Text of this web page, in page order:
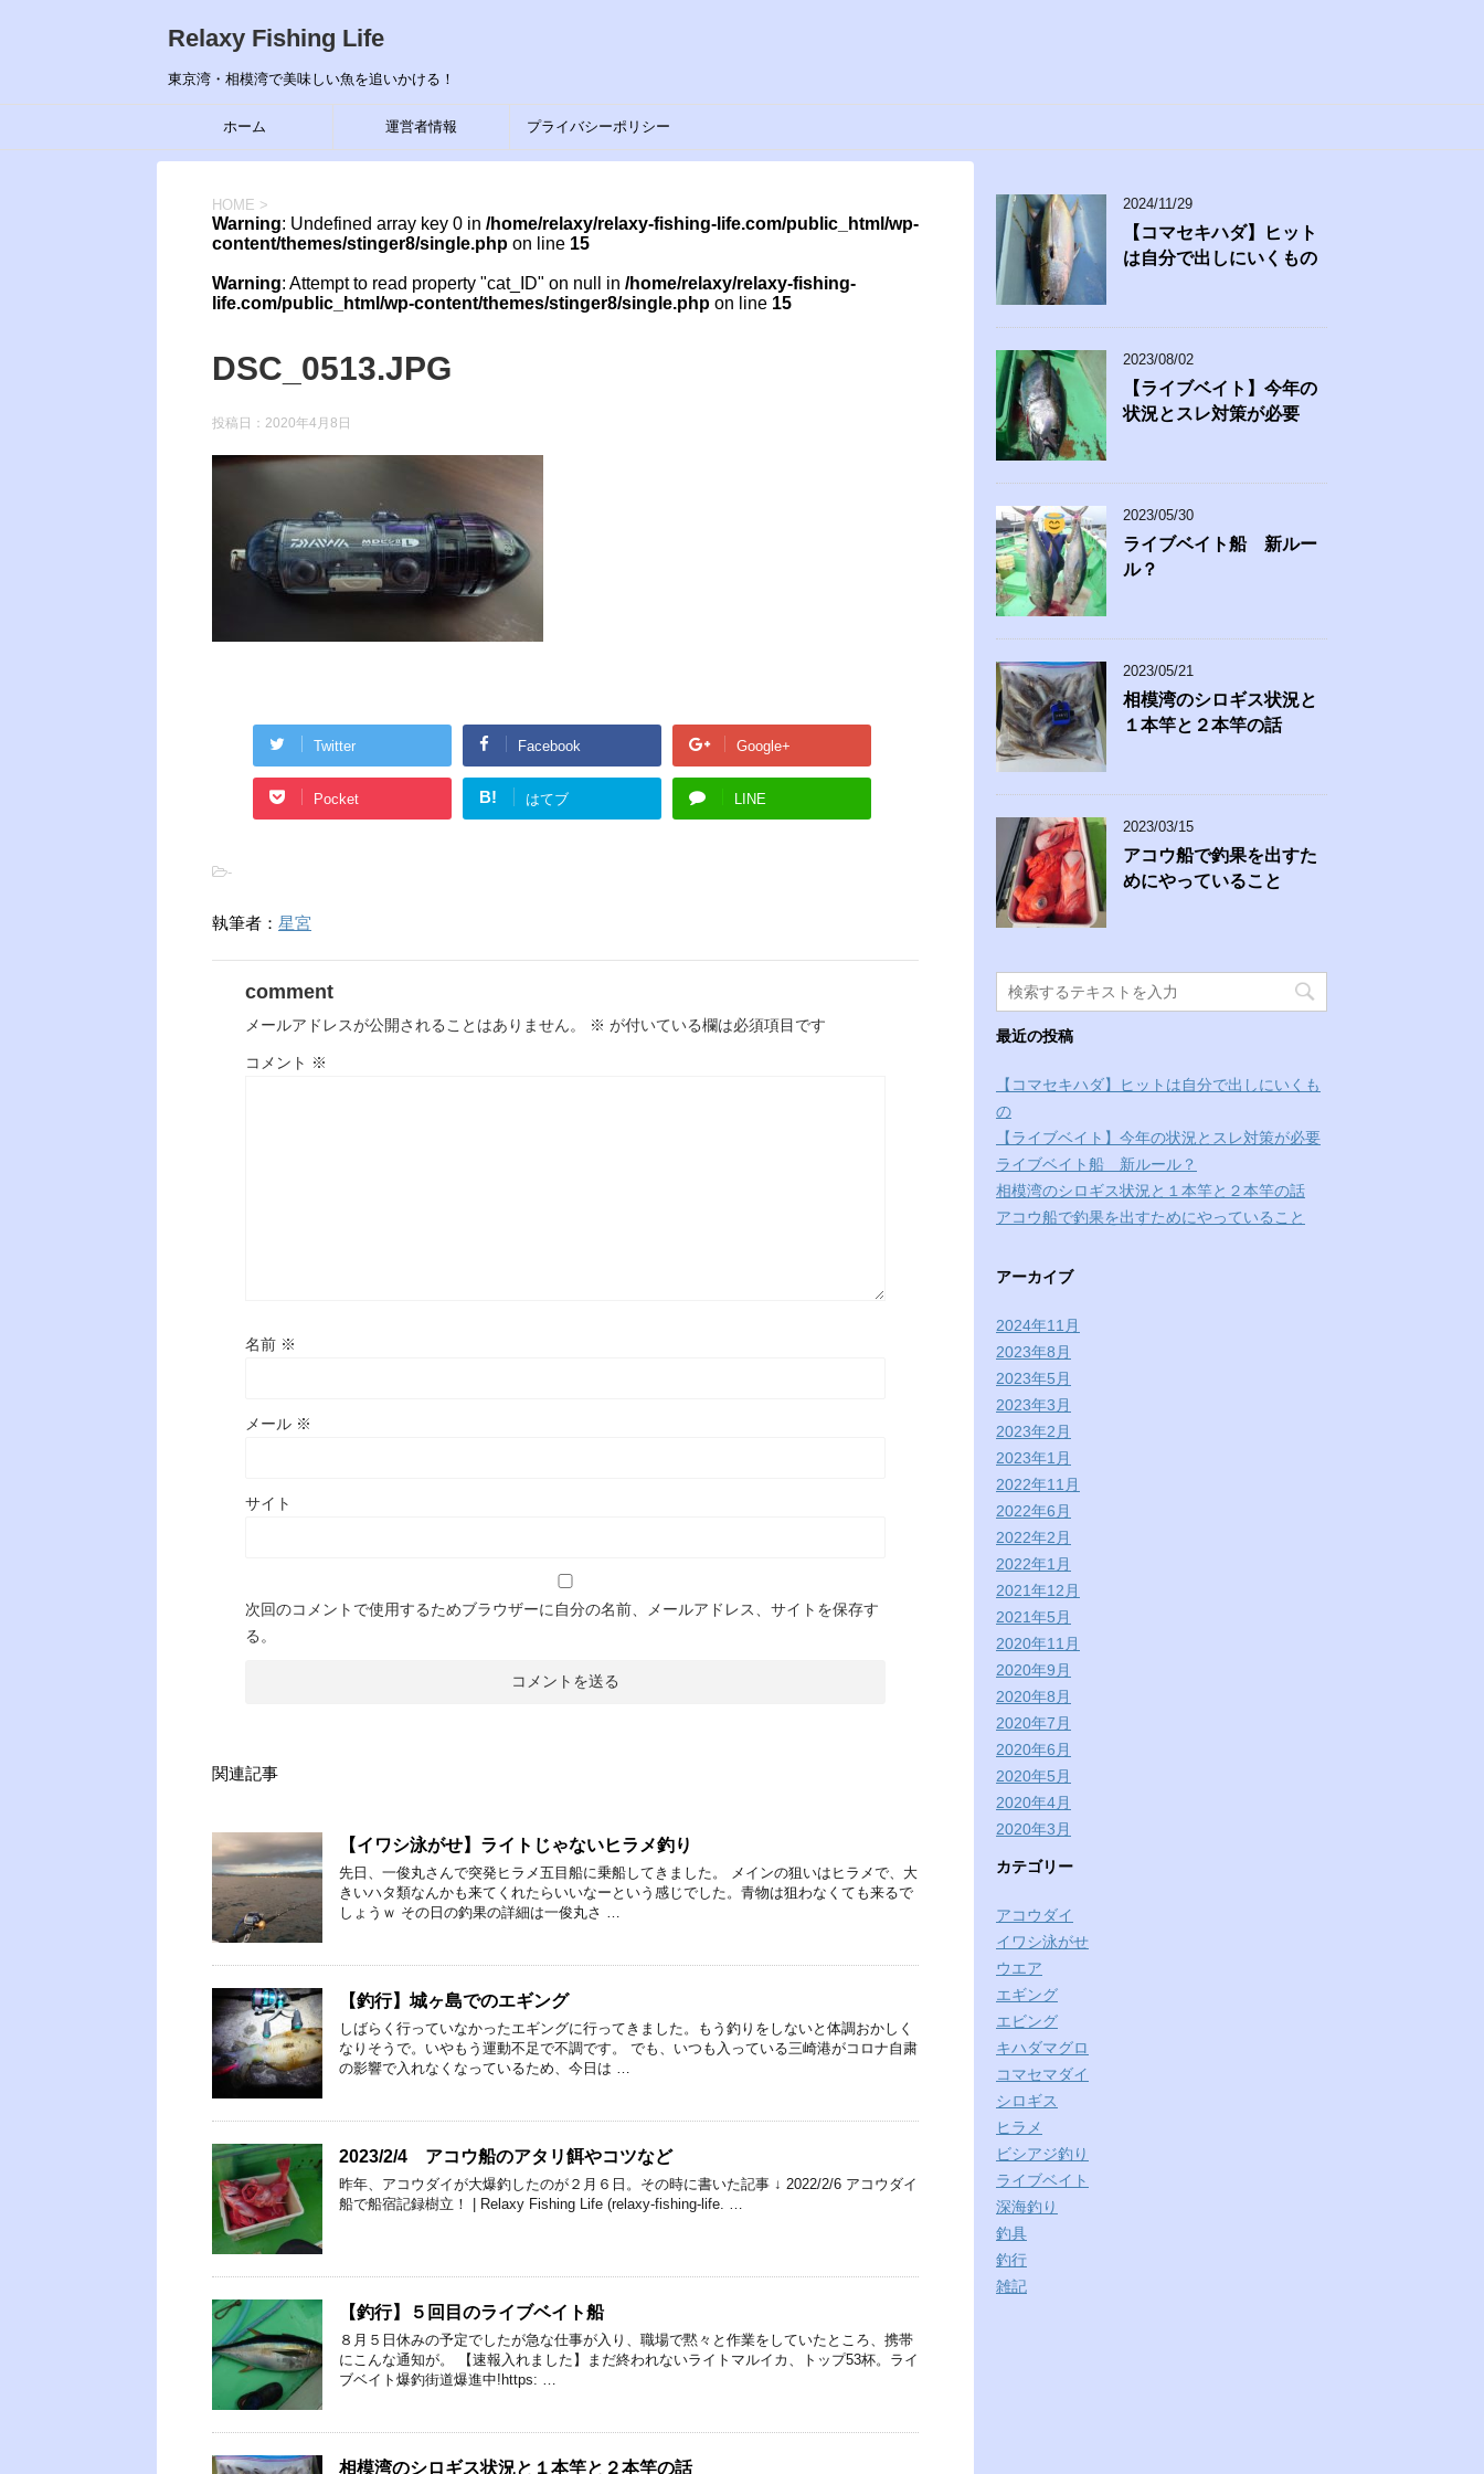
Relaxy Fishing Life
東京湾・相模湾で美味しい魚を追いかける！
ホーム 運営者情報 プライバシーポリシー
HOME >
Warning: Undefined array key 0 in /home/relaxy/relaxy-fishing-life.com/public_html/wp-
content/themes/stinger8/single.php on line 15
Warning: Attempt to read property "cat_ID" on null in /home/relaxy/relaxy-fishing-
life.com/public_html/wp-content/themes/stinger8/single.php on line 15
DSC_0513.JPG
投稿日： 2020年4月8日
Twitter Facebook Google+
Pocket B! はてブ LINE
-
執筆者： 星宮
comment
メールアドレスが公開されることはありません。 ※ が付いている欄は必須項目です
コメント ※
名前 ※
メール ※
サイト
次回のコメントで使用するためブラウザーに自分の名前、メールアドレス、サイトを保存す
る。
関連記事
【イワシ泳がせ】ライトじゃないヒラメ釣り
先日、一俊丸さんで突発ヒラメ五目船に乗船してきました。 メインの狙いはヒラメで、大
きいハタ類なんかも来てくれたらいいなーという感じでした。青物は狙わなくても来るで
しょうｗ その日の釣果の詳細は一俊丸さ …
【釣行】城ヶ島でのエギング
しばらく行っていなかったエギングに行ってきました。もう釣りをしないと体調おかしく
なりそうで。いやもう運動不足で不調です。 でも、いつも入っている三崎港がコロナ自粛
の影響で入れなくなっているため、今日は …
2023/2/4 アコウ船のアタリ餌やコツなど
昨年、アコウダイが大爆釣したのが２月６日。その時に書いた記事 ↓ 2022/2/6 アコウダイ
船で船宿記録樹立！ | Relaxy Fishing Life (relaxy-fishing-life. …
【釣行】５回目のライブベイト船
８月５日休みの予定でしたが急な仕事が入り、職場で黙々と作業をしていたところ、携帯
にこんな通知が。 【速報入れました】まだ終われないライトマルイカ、トップ53杯。ライ
ブベイト爆釣街道爆進中!https: …
相模湾のシロギス状況と１本竿と２本竿の話
2024/11/29
【コマセキハダ】ヒット
は自分で出しにいくもの
2023/08/02
【ライブベイト】今年の
状況とスレ対策が必要
2023/05/30
ライブベイト船 新ルー
ル？
2023/05/21
相模湾のシロギス状況と
１本竿と２本竿の話
2023/03/15
アコウ船で釣果を出すた
めにやっていること
最近の投稿
【コマセキハダ】ヒットは自分で出しにいくも
の
【ライブベイト】今年の状況とスレ対策が必要
ライブベイト船 新ルール？
相模湾のシロギス状況と１本竿と２本竿の話
アコウ船で釣果を出すためにやっていること
アーカイブ
2024年11月
2023年8月
2023年5月
2023年3月
2023年2月
2023年1月
2022年11月
2022年6月
2022年2月
2022年1月
2021年12月
2021年5月
2020年11月
2020年9月
2020年8月
2020年7月
2020年6月
2020年5月
2020年4月
2020年3月
カテゴリー
アコウダイ
イワシ泳がせ
ウエア
エギング
エビング
キハダマグロ
コマセマダイ
シロギス
ヒラメ
ビシアジ釣り
ライブベイト
深海釣り
釣具
釣行
雑記